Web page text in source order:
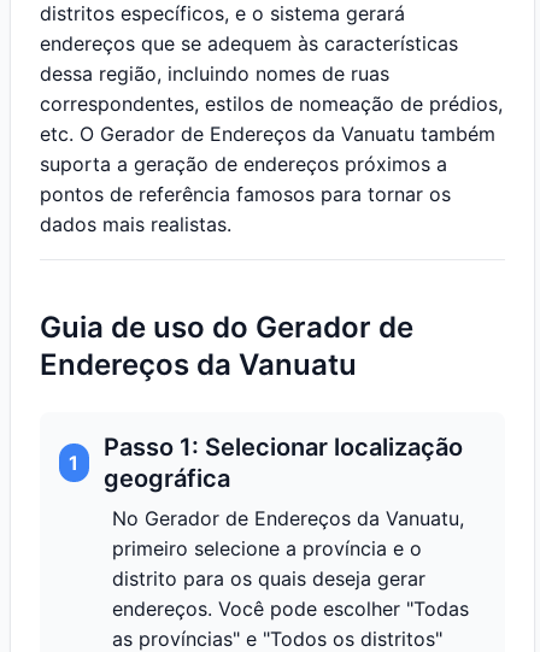
distritos específicos, e o sistema gerará
endereços que se adequem às características
dessa região, incluindo nomes de ruas
correspondentes, estilos de nomeação de prédios,
etc. O Gerador de Endereços da Vanuatu também
suporta a geração de endereços próximos a
pontos de referência famosos para tornar os
dados mais realistas.
Guia de uso do Gerador de
Endereços da Vanuatu
1
Passo 1: Selecionar localização
geográfica
No Gerador de Endereços da Vanuatu,
primeiro selecione a província e o
distrito para os quais deseja gerar
endereços. Você pode escolher "Todas
as províncias" e "Todos os distritos"